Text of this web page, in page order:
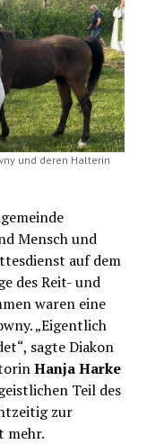
und deren Halterin
Mensch und
auf dem
des Reit- und
waren eine
„Eigentlich
sagte Diakon
Hanja Harke
Teil des
zur
mehr.